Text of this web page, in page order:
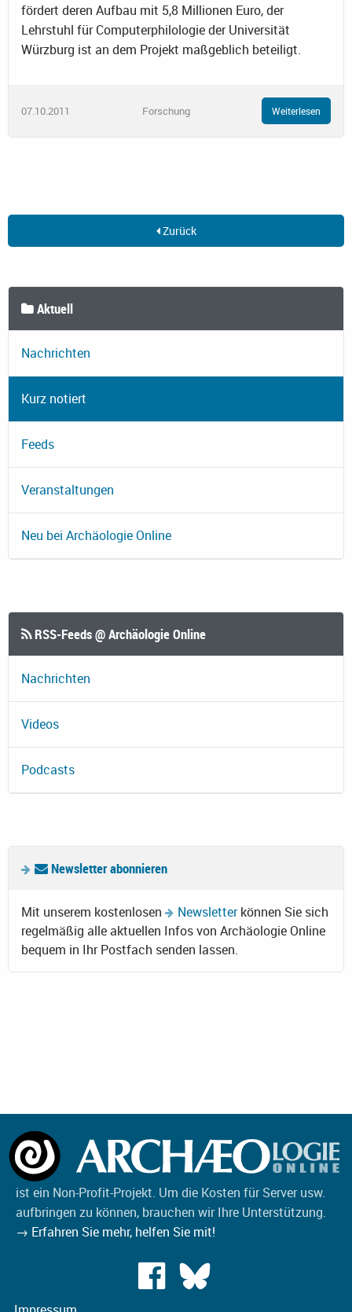
fördert deren Aufbau mit 5,8 Millionen Euro, der
Lehrstuhl für Computerphilologie der Universität
Würzburg ist an dem Projekt maßgeblich beteiligt.
07.10.2011 Forschung Weiterlesen
Zurück
Aktuell
Nachrichten
Kurz notiert
Feeds
Veranstaltungen
Neu bei Archäologie Online
RSS-Feeds @ Archäologie Online
Nachrichten
Videos
Podcasts
Newsletter abonnieren
Mit unserem kostenlosen Newsletterkönnen Sie sich
regelmäßig alle aktuellen Infos von Archäologie Online
bequem in Ihr Postfach senden lassen.
ist ein Non-Profit-Projekt. Um die Kosten für Server usw.
aufbringen zu können, brauchen wir Ihre Unterstützung.
→ Erfahren Sie mehr, helfen Sie mit!